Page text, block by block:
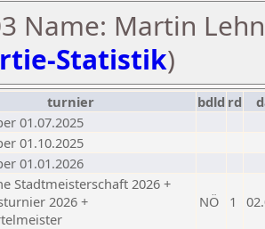
Name: Martin
Statistik)
turnier bdld rd
01.07.2025
01.10.2025
01.01.2026
Stadtmeisterschaft 2026 +
2026 +
NÖ 1